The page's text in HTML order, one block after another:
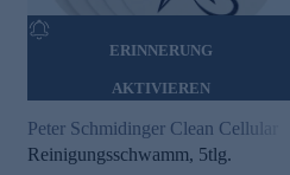
ERINNERUNG
AKTIVIEREN
Peter Schmidinger Clean Cellular
Reinigungsschwamm, 5tlg.